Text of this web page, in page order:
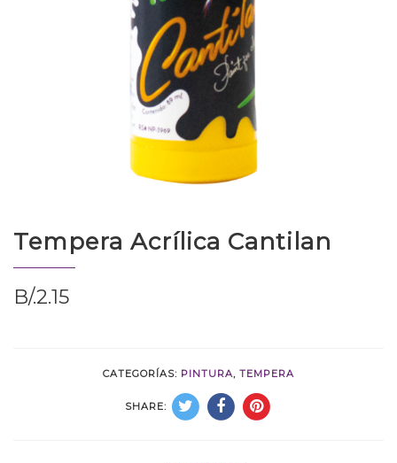
Tempera Acrílica Cantilan
B/.2.15
CATEGORÍAS: PINTURA, TEMPERA
SHARE: